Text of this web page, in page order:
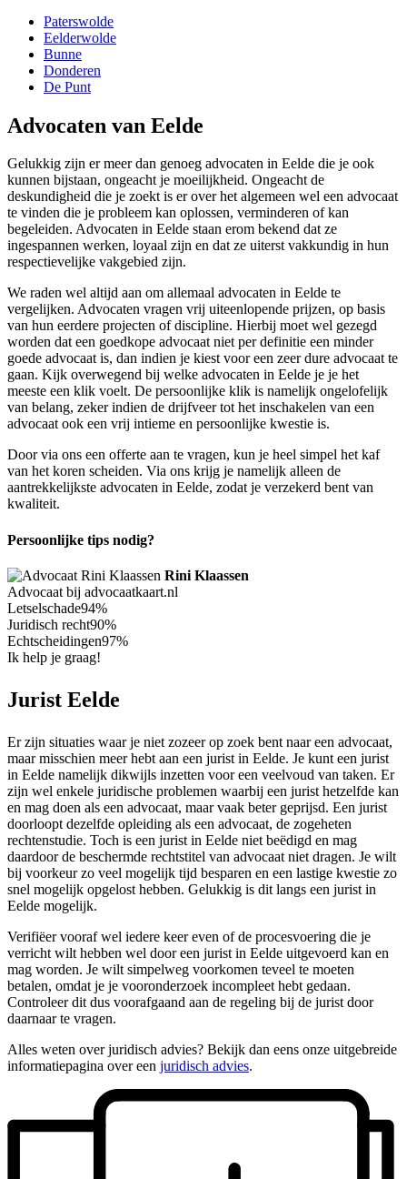
Paterswolde
Eelderwolde
Bunne
Donderen
De Punt
Advocaten van Eelde
Gelukkig zijn er meer dan genoeg advocaten in Eelde die je ook
kunnen bijstaan, ongeacht je moeilijkheid. Ongeacht de
deskundigheid die je zoekt is er over het algemeen wel een advocaat
te vinden die je probleem kan oplossen, verminderen of kan
begeleiden. Advocaten in Eelde staan erom bekend dat ze
ingespannen werken, loyaal zijn en dat ze uiterst vakkundig in hun
respectievelijke vakgebied zijn.
We raden wel altijd aan om allemaal advocaten in Eelde te
vergelijken. Advocaten vragen vrij uiteenlopende prijzen, op basis
van hun eerdere projecten of discipline. Hierbij moet wel gezegd
worden dat een goedkope advocaat niet per definitie een minder
goede advocaat is, dan indien je kiest voor een zeer dure advocaat te
gaan. Kijk overwegend bij welke advocaten in Eelde je je het
meeste een klik voelt. De persoonlijke klik is namelijk ongelofelijk
van belang, zeker indien de drijfveer tot het inschakelen van een
advocaat ook een vrij intieme en persoonlijke kwestie is.
Door via ons een offerte aan te vragen, kun je heel simpel het kaf
van het koren scheiden. Via ons krijg je namelijk alleen de
aantrekkelijkste advocaten in Eelde, zodat je verzekerd bent van
kwaliteit.
Persoonlijke tips nodig?
Rini Klaassen
Advocaat bij advocaatkaart.nl
Letselschade94%
Juridisch recht90%
Echtscheidingen97%
Ik help je graag!
Jurist Eelde
Er zijn situaties waar je niet zozeer op zoek bent naar een advocaat,
maar misschien meer hebt aan een jurist in Eelde. Je kunt een jurist
in Eelde namelijk dikwijls inzetten voor een veelvoud van taken. Er
zijn wel enkele juridische problemen waarbij een jurist hetzelfde kan
en mag doen als een advocaat, maar vaak beter geprijsd. Een jurist
doorloopt dezelfde opleiding als een advocaat, de zogeheten
rechtenstudie. Toch is een jurist in Eelde niet beëdigd en mag
daardoor de beschermde rechtstitel van advocaat niet dragen. Je wilt
bij voorkeur zo veel mogelijk tijd besparen en een lastige kwestie zo
snel mogelijk opgelost hebben. Gelukkig is dit langs een jurist in
Eelde mogelijk.
Verifiëer vooraf wel iedere keer even of de procesvoering die je
verricht wilt hebben wel door een jurist in Eelde uitgevoerd kan en
mag worden. Je wilt simpelweg voorkomen teveel te moeten
betalen, omdat je je vooronderzoek incompleet hebt gedaan.
Controleer dit dus voorafgaand aan de regeling bij de jurist door
daarnaar te vragen.
Alles weten over juridisch advies? Bekijk dan eens onze uitgebreide
informatiepagina over een juridisch advies.